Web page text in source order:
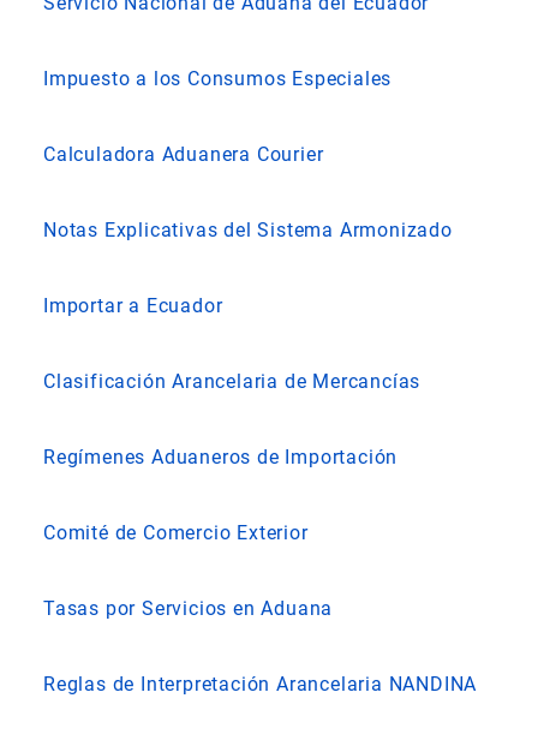
Impuesto a los Consumos Especiales
Calculadora Aduanera Courier
Notas Explicativas del Sistema Armonizado
Importar a Ecuador
Clasificación Arancelaria de Mercancías
Regímenes Aduaneros de Importación
Comité de Comercio Exterior
Tasas por Servicios en Aduana
Reglas de Interpretación Arancelaria NANDINA